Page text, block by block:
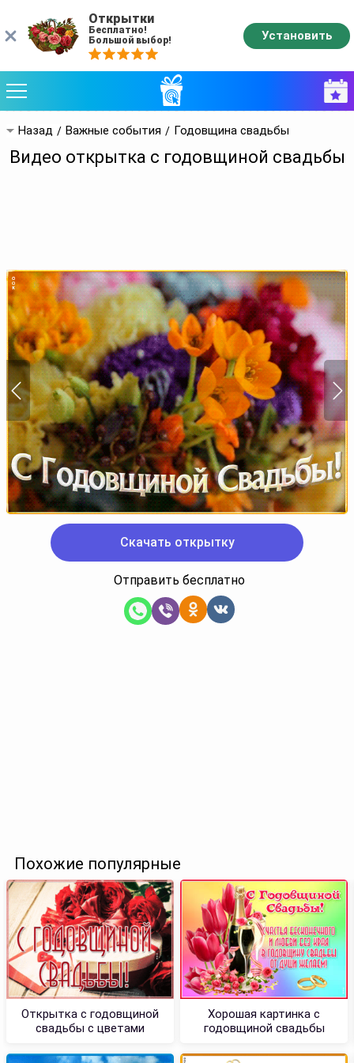
Назад Важные события Годовщина свадьбы
Видео открытка с годовщиной свадьбы
Скачать открытку
Отправить бесплатно
Похожие популярные
Открытка с годовщиной
свадьбы с цветами
Хорошая картинка с
годовщиной свадьбы
Открытки
Бесплатно!
Большой выбор!
Установить